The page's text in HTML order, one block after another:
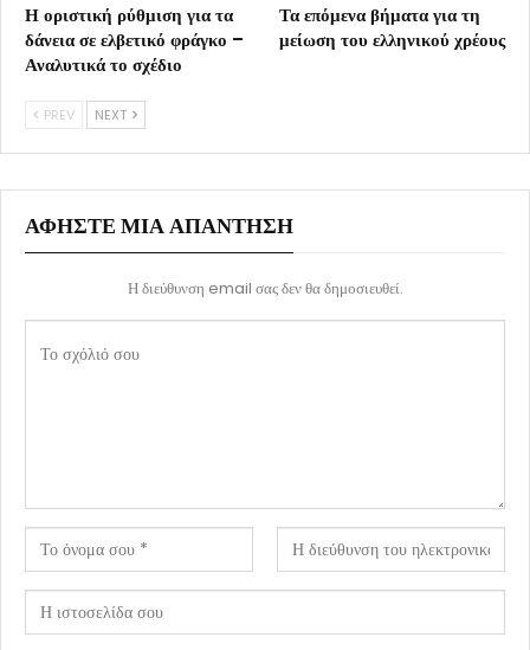
Η οριστική ρύθμιση για τα
δάνεια σε ελβετικό φράγκο –
Αναλυτικά το σχέδιο
Τα επόμενα βήματα για τη
μείωση του ελληνικού χρέους
PREV NEXT
ΑΦΉΣΤΕ ΜΙΑ ΑΠΆΝΤΗΣΗ
Η διεύθυνση email σας δεν θα δημοσιευθεί.